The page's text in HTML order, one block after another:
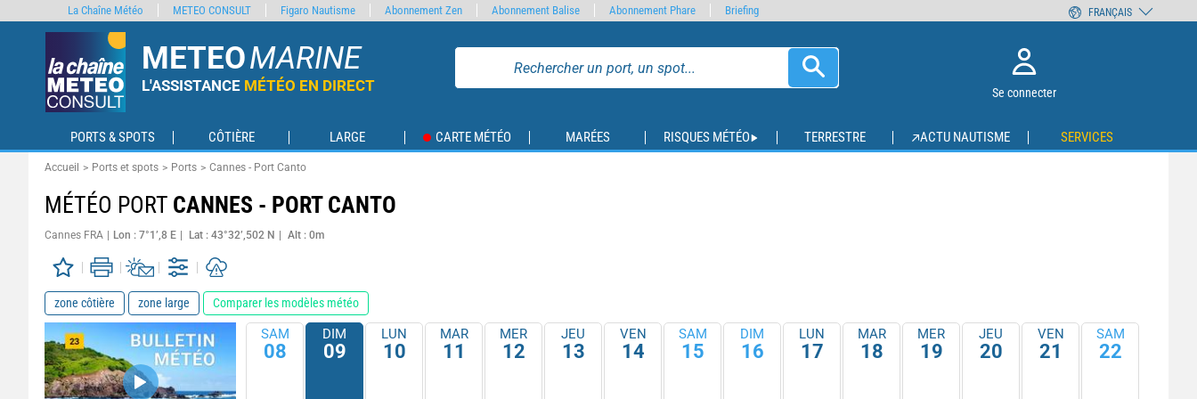
METEOMARINE
L'ASSISTANCE MÉTÉO EN DIRECT Se connecter
PORTS & SPOTS CÔTIÈRE LARGE CARTE MÉTÉO MARÉES RISQUES MÉTÉO TERRESTRE ACTU NAUTISME SERVICES
Accueil Ports et spots Ports Cannes - Port Canto
MÉTÉO PORT CANNES - PORT CANTO
Cannes FRA Lon : 7°1’,8 E Lat : 43°32’,502 N Alt : 0m
zone côtière zone large Comparer les modèles météo
SAM
08
DIM
09
LUN
10
MAR
11
MER
12
JEU
13
VEN
14
SAM
15
DIM
16
LUN
17
MAR
18
MER
19
JEU
20
VEN
21
SAM
22
La Chaîne Météo METEO CONSULT Figaro Nautisme Abonnement Zen Abonnement Balise Abonnement Phare Briefing FRANÇAIS